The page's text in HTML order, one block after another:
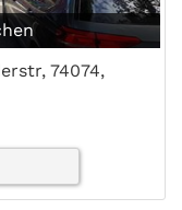
74074,